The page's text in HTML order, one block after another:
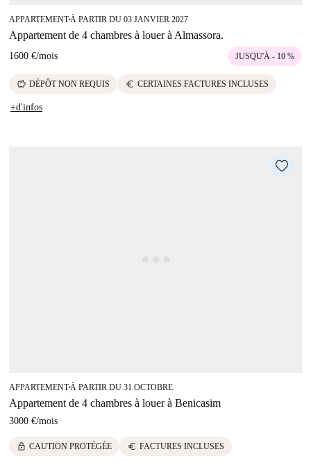
APPARTEMENT■À PARTIR DU 03 JANVIER 2027
Appartement de 4 chambres à louer à Almassora.
1600 €/mois JUSQU'À - 10 %
savings DÉPÔT NON REQUIS euro CERTAINES FACTURES INCLUSES
+d'infos
APPARTEMENT■À PARTIR DU 31 OCTOBRE
Appartement de 4 chambres à louer à Benicasim
3000 €/mois
lock CAUTION PROTÉGÉE euro FACTURES INCLUSES